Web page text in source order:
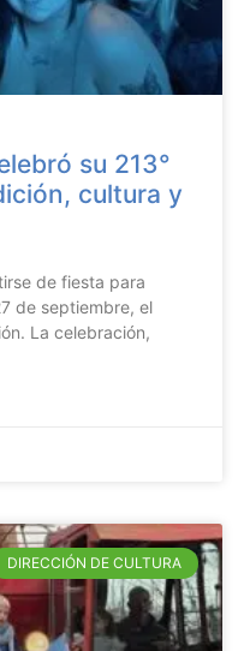
su 213°
cultura y
de fiesta para
de septiembre, el
La celebración,
DIRECCIÓN DE CULTURA